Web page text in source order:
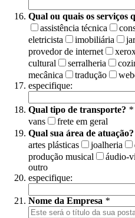
Qual ou quais os serviços
assistência técnica
eletricista
imobiliária
provedor de internet
cultural
serralheria
mecânica
tradução
especifique:
Qual tipo de transporte? *
vans
frete em geral
Qual sua área de atuação?
artes plásticas
joalheria
produção musical
áudio-
outro
especifique:
Nome da Empresa *